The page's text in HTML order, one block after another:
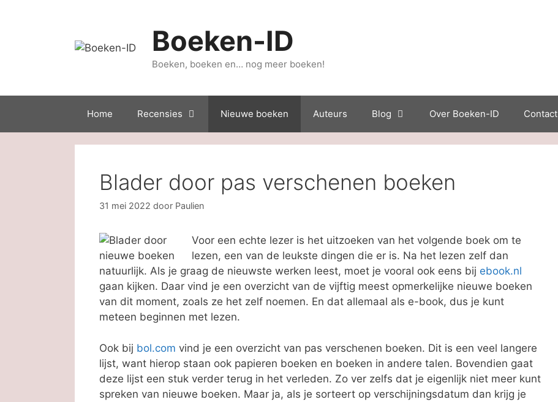
Boeken-ID
Boeken, boeken en… nog meer boeken!
Home Recensies Nieuwe boeken Auteurs Blog Over Boeken-ID Contact
Blader door pas verschenen boeken
31 mei 2022 door Paulien
Voor een echte lezer is het uitzoeken van het volgende boek om te
lezen, een van de leukste dingen die er is. Na het lezen zelf dan
natuurlijk. Als je graag de nieuwste werken leest, moet je vooral ook eens bij ebook.nl
gaan kijken. Daar vind je een overzicht van de vijftig meest opmerkelijke nieuwe boeken
van dit moment, zoals ze het zelf noemen. En dat allemaal als e-book, dus je kunt
meteen beginnen met lezen.
Ook bij bol.com vind je een overzicht van pas verschenen boeken. Dit is een veel langere
lijst, want hierop staan ook papieren boeken en boeken in andere talen. Bovendien gaat
deze lijst een stuk verder terug in het verleden. Zo ver zelfs dat je eigenlijk niet meer kunt
spreken van nieuwe boeken. Maar ja, als je sorteert op verschijningsdatum dan krijg je